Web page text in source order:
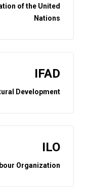
of the United
Nations
IFAD
Development
ILO
Organization